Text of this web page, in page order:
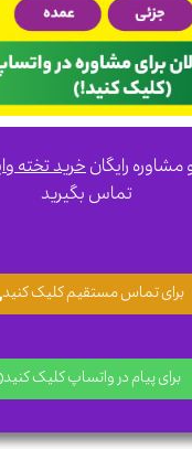
مشاوره رایگانخرید تخته
تماس بگیرید
برای تماس مستقیم کلیک کنید
برای پیام در واتساپ کلیک کنید